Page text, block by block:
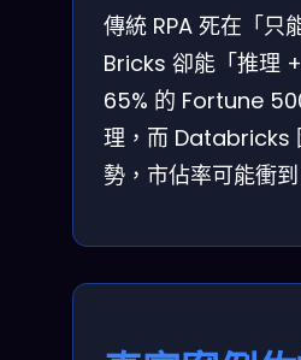
傳統 RPA 死在「只
Bricks 卻能「推理
65% 的 Fortune
理，而 Databricks
勢，市佔率可能衝到